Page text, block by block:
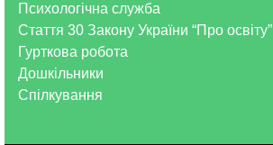
Психологічна служба
Стаття 30 Закону України “Про освіту”
Гурткова робота
Дошкільники
Спілкування